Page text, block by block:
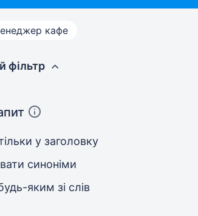
кафе
фільтр
у заголовку
синоніми
яким зі слів